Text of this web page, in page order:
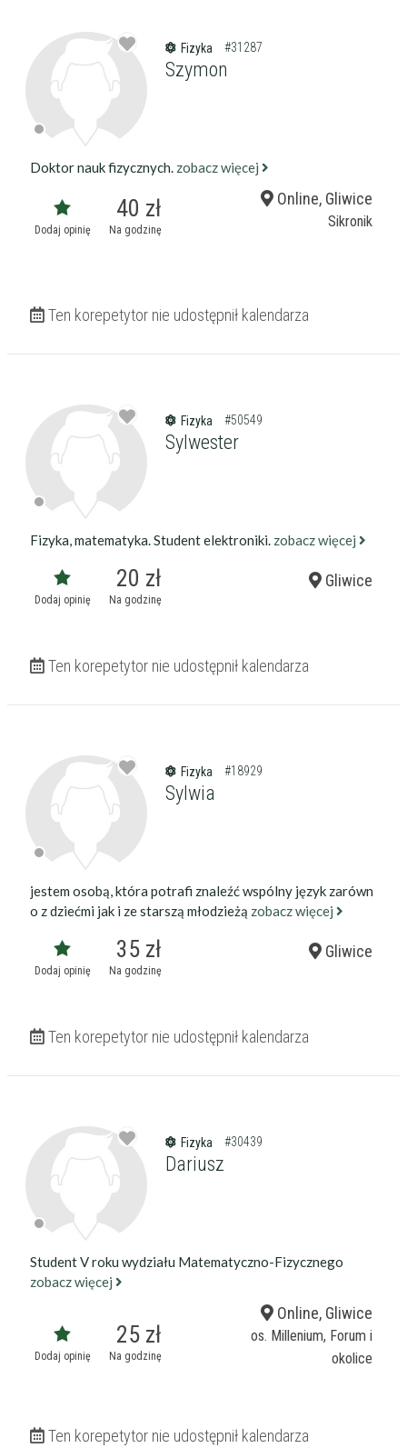
Filtry
km
Moja lokalizacja
Fizyka #31287
Szymon
Doktor nauk fizycznych. zobacz więcej
Dodaj opinię
40 zł
Na godzinę
Online, Gliwice
Sikronik
Ten korepetytor nie udostępnił kalendarza
Fizyka #50549
Sylwester
Fizyka, matematyka. Student elektroniki. zobacz więcej
Dodaj opinię
20 zł
Na godzinę
Gliwice
Ten korepetytor nie udostępnił kalendarza
Fizyka #18929
Sylwia
jestem osobą, która potrafi znaleźć wspólny język zarówn
o z dziećmi jak i ze starszą młodzieżą zobacz więcej
Dodaj opinię
35 zł
Na godzinę
Gliwice
Ten korepetytor nie udostępnił kalendarza
Fizyka #30439
Dariusz
Student V roku wydziału Matematyczno-Fizycznego
zobacz więcej
Dodaj opinię
25 zł
Na godzinę
Online, Gliwice
os. Millenium, Forum i
okolice
Ten korepetytor nie udostępnił kalendarza